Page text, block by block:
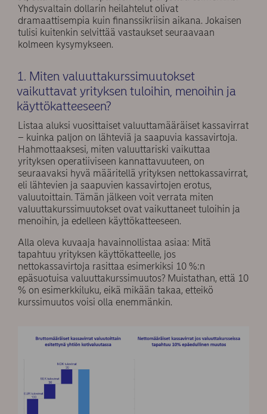
Yhdysvaltain dollarin heilahtelut olivat
dramaattisempia kuin finanssikriisin aikana. Jokaisen
tulisi kuitenkin selvittää vastaukset seuraavaan
kolmeen kysymykseen.
1. Miten valuuttakurssimuutokset
vaikuttavat yrityksen tuloihin, menoihin ja
käyttökatteeseen?
Listaa aluksi vuosittaiset valuuttamääräiset kassavirrat
– kuinka paljon on lähteviä ja saapuvia kassavirtoja.
Hahmottaaksesi, miten valuuttariski vaikuttaa
yrityksen operatiiviseen kannattavuuteen, on
seuraavaksi hyvä määritellä yrityksen nettokassavirrat,
eli lähtevien ja saapuvien kassavirtojen erotus,
valuutoittain. Tämän jälkeen voit verrata miten
valuuttakurssimuutokset ovat vaikuttaneet tuloihin ja
menoihin, ja edelleen käyttökatteeseen.
Alla oleva kuvaaja havainnollistaa asiaa: Mitä
tapahtuu yrityksen käyttökatteelle, jos
nettokassavirtoja rasittaa esimerkiksi 10 %:n
epäsuotuisa valuuttakurssimuutos? Muistathan, että 10
% on esimerkkiluku, eikä mikään takaa, etteikö
kurssimuutos voisi olla enemmänkin.